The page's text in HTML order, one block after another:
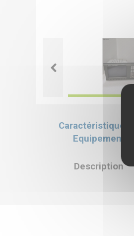
Caractéristiques &
Equipement
Description